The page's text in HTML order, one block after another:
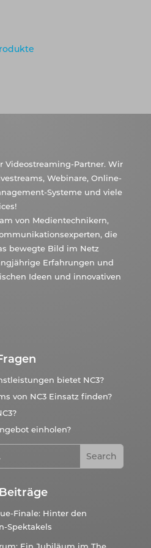
Videostreaming-Partner. Wir
Webinare, Online-
Systeme und viele
von Medientechnikern,
die
bewegte Bild im Netz
Erfahrungen und
Ideen und innovativen
bietet NC3?
von NC3 Einsatz finden?
einholen?
Finale: Hinter den
Spektakels